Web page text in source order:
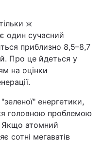
ж
один сучасний
приблизно 8,5–8,7
Про це йдеться у
на оцінки
енергетики,
головною проблемою
Якщо атомний
сотні мегаватів